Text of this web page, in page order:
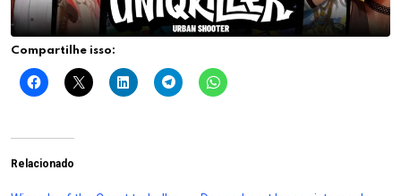
Compartilhe isso:
Relacionado